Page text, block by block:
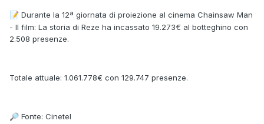
📝 Durante la 12ª giornata di proiezione al cinema Chainsaw Man
- Il film: La storia di Reze ha incassato 19.273€ al botteghino con
2.508 presenze.
Totale attuale: 1.061.778€ con 129.747 presenze.
🔎 Fonte: Cinetel